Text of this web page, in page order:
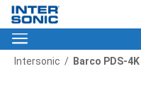
Skip
to
Content
Intersonic Barco PDS-4K